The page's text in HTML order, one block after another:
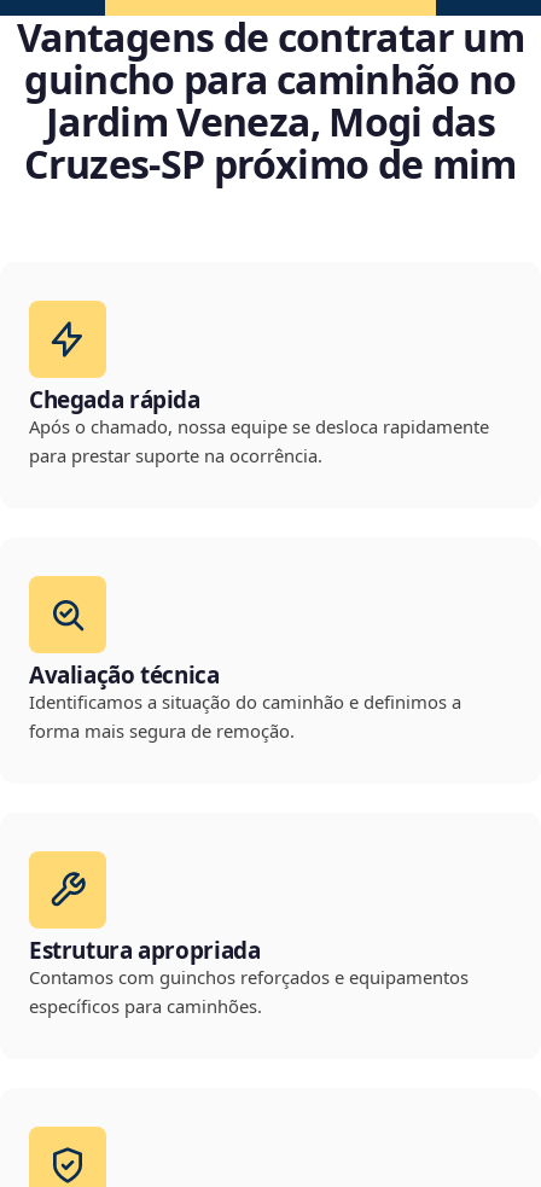
Vantagens de contratar um
guincho para caminhão no
Jardim Veneza, Mogi das
Cruzes‑SP próximo de mim
Chegada rápida
Após o chamado, nossa equipe se desloca rapidamente
para prestar suporte na ocorrência.
Avaliação técnica
Identificamos a situação do caminhão e definimos a
forma mais segura de remoção.
Estrutura apropriada
Contamos com guinchos reforçados e equipamentos
específicos para caminhões.